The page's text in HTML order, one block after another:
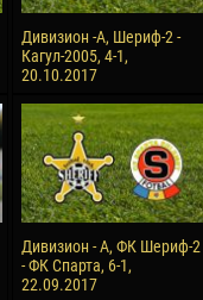
Дивизион -А, Шериф-2 -
Кагул-2005, 4-1,
20.10.2017
Дивизион - А, ФК Шериф-2
- ФК Спарта, 6-1,
22.09.2017